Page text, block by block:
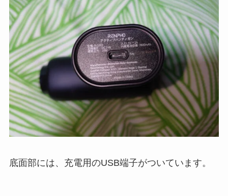
底面部には、充電用のUSB端子がついています。